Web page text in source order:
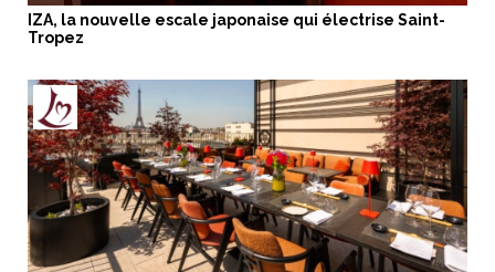
IZA, la nouvelle escale japonaise qui électrise Saint-
Tropez